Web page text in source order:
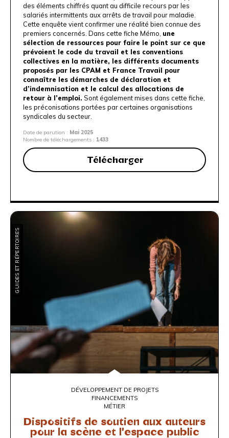
des éléments chiffrés quant au difficile recours par les
salariés intermittents aux arrêts de travail pour maladie.
Cette enquête vient confirmer une réalité bien connue des
premiers concernés. Dans cette fiche Mémo, une
sélection de ressources pour faire le point sur ce que
prévoient le code du travail et les conventions
collectives en la matière, les différents documents
proposés par les CPAM et France Travail pour
connaître les démarches de déclaration et
d’indemnisation et le calcul des allocations de
retour à l’emploi. Sont également mises dans cette fiche,
les préconisations portées par certaines organisations
syndicales du secteur.
Date de parution : Mai 2025
Nombre de téléchargements : 1433
Télécharger
GUIDES ET RÉPERTOIRES
DÉVELOPPEMENT DE PROJETS
FINANCEMENTS
MÉTIER
Dispositifs de soutien aux auteurs
pour la scène et l'espace public